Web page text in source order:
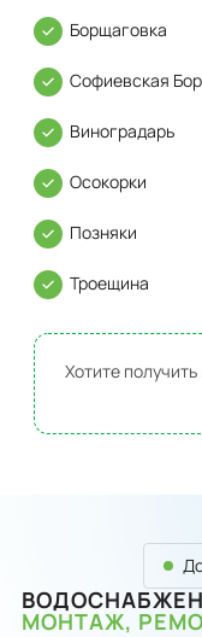
Борщаговка
Софиевская
Виноградарь
Осокорки
Позняки
Троещина
Хотите
МОНТАЖ,